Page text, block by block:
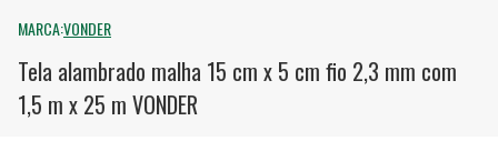
MARCA:VONDER
Tela alambrado malha 15 cm x 5 cm fio 2,3 mm com
1,5 m x 25 m VONDER